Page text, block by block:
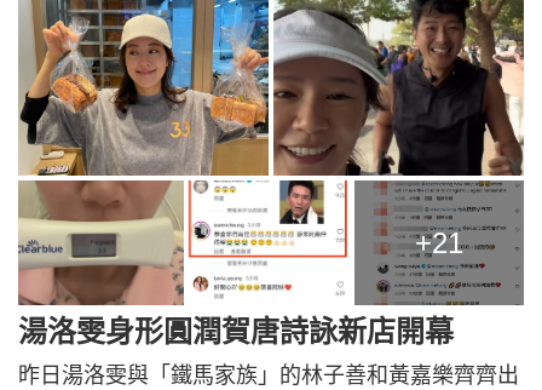
+21
湯洛雯身形圓潤賀唐詩詠新店開幕
昨日湯洛雯與「鐵馬家族」的林子善和黃嘉樂齊齊出